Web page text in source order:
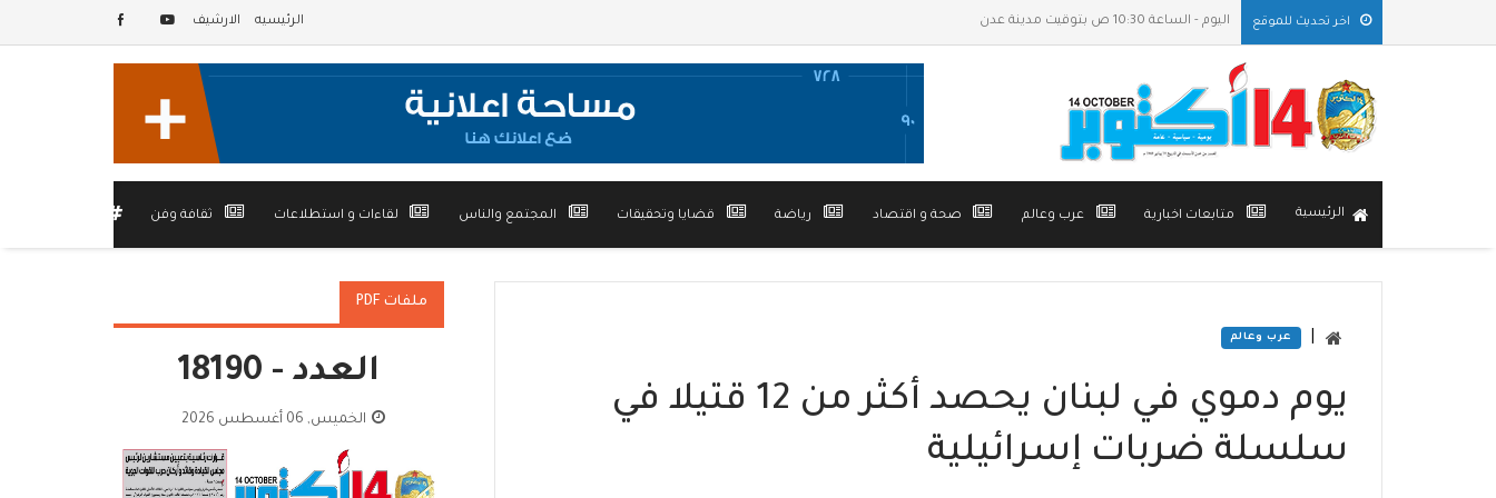
اخر تحديث للموقع اليوم - الساعة 10:30 ص بتوقيت مدينة عدن الرئيسيه الارشيف
الرئيسية متابعات اخبارية عرب وعالم صحة و اقتصاد رياضة قضايا وتحقيقات المجتمع والناس لقاءات و استطلاعات ثقافة وفن
عرب وعالم
يوم دموي في لبنان يحصد أكثر من 12 قتيلا في
سلسلة ضربات إسرائيلية
ملفات PDF
العدد - 18190
الخميس, 06 أغسطس 2026